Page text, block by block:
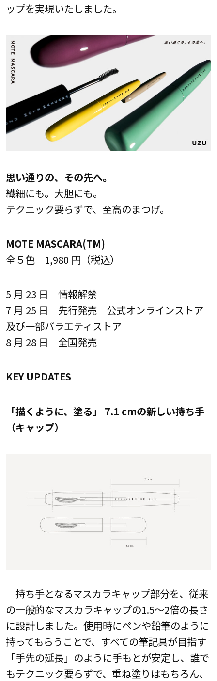
ップを実現いたしました。
思い通りの、その先へ。
繊細にも。大胆にも。
テクニック要らずで、至高のまつげ。
MOTE MASCARA(TM)
全５色 1,980 円（税込）
5 月 23 日 情報解禁
7 月 25 日 先行発売 公式オンラインストア
及び一部バラエティストア
8 月 28 日 全国発売
KEY UPDATES
「描くように、塗る」 7.1 cmの新しい持ち手
（キャップ）
持ち手となるマスカラキャップ部分を、従来
の一般的なマスカラキャップの1.5～2倍の長さ
に設計しました。使用時にペンや鉛筆のように
持ってもらうことで、すべての筆記具が目指す
「手先の延長」のように手もとが安定し、誰で
もテクニック要らずで、重ね塗りはもちろん、